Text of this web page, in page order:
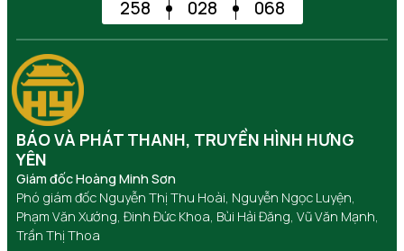
258 028 068
BÁO VÀ PHÁT THANH, TRUYỀN HÌNH HƯNG
YÊN
Giám đốc Hoàng Minh Sơn
Phó giám đốc Nguyễn Thị Thu Hoài, Nguyễn Ngọc Luyện,
Phạm Văn Xướng, Đinh Đức Khoa, Bùi Hải Đăng, Vũ Văn Mạnh,
Trần Thị Thoa